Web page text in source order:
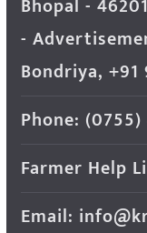
Bhopal -
-
Bondriya, +91
Phone:
Farmer Help
Email: